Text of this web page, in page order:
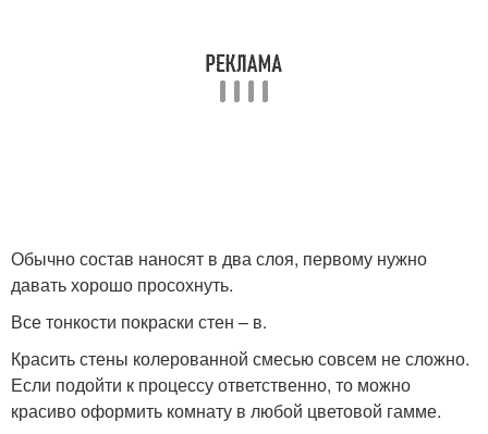
Обычно состав наносят в два слоя, первому нужно
давать хорошо просохнуть.
Все тонкости покраски стен – в.
Красить стены колерованной смесью совсем не сложно.
Если подойти к процессу ответственно, то можно
красиво оформить комнату в любой цветовой гамме.